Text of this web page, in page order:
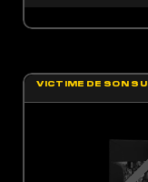
VICTIME DE SON
PRODUIT A PLUSIEURS